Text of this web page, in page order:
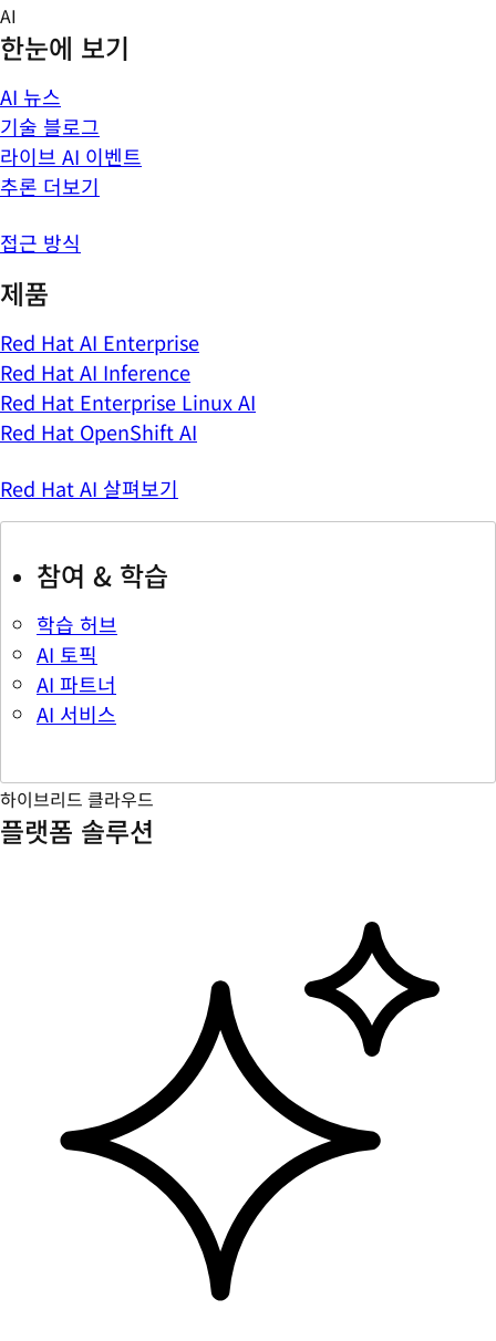
Skip
to
content
AI
한눈에 보기
AI 뉴스
기술 블로그
라이브 AI 이벤트
추론 더보기
접근 방식
제품
Red Hat AI Enterprise
Red Hat AI Inference
Red Hat Enterprise Linux AI
Red Hat OpenShift AI
Red Hat AI 살펴보기
참여 & 학습
학습 허브
AI 토픽
AI 파트너
AI 서비스
하이브리드 클라우드
플랫폼 솔루션